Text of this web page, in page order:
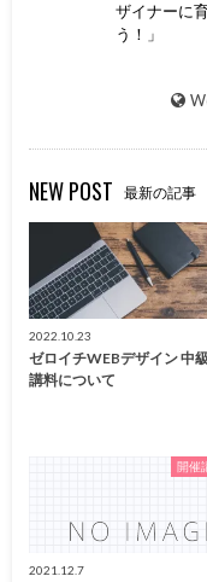
ザイナーに
う！」
NEW POST 最新の記事
2022.10.23
ゼロイチWEBデザイン 中
講料について
開催
2021.12.7